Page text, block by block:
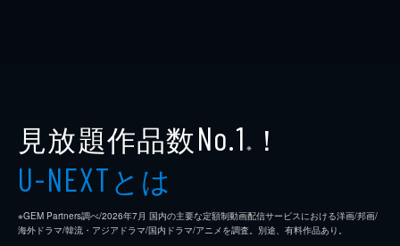
見放題作品数No.1 ※ ！
U-NEXTとは
※GEM Partners調べ/2026年7⽉ 国内の主要な定額制動画配信サービスにおける洋画/邦画/
海外ドラマ/韓流・アジアドラマ/国内ドラマ/アニメを調査。別途、有料作品あり。